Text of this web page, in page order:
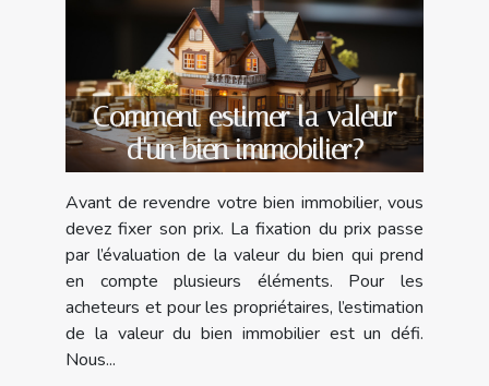
Comment estimer la valeur
d'un bien immobilier?
Avant de revendre votre bien immobilier, vous
devez fixer son prix. La fixation du prix passe
par l’évaluation de la valeur du bien qui prend
en compte plusieurs éléments. Pour les
acheteurs et pour les propriétaires, l’estimation
de la valeur du bien immobilier est un défi.
Nous...